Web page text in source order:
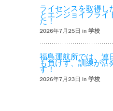
ライセンスを取得し
とエンジョイフライ
た！
2026年7月25日 in 学校
福島運航所では、連
も負けず、訓練が活
す！
2026年7月23日 in 学校